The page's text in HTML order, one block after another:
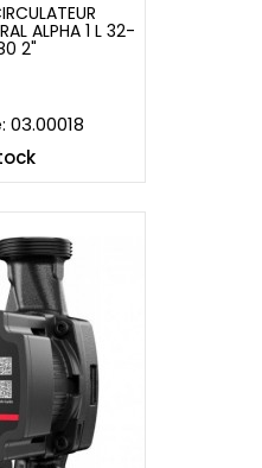
ALPHA 1 L 32-
2"